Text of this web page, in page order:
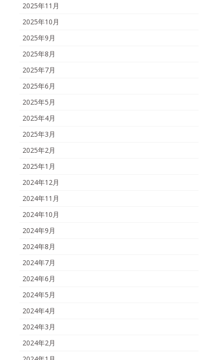
2025年11月
2025年10月
2025年9月
2025年8月
2025年7月
2025年6月
2025年5月
2025年4月
2025年3月
2025年2月
2025年1月
2024年12月
2024年11月
2024年10月
2024年9月
2024年8月
2024年7月
2024年6月
2024年5月
2024年4月
2024年3月
2024年2月